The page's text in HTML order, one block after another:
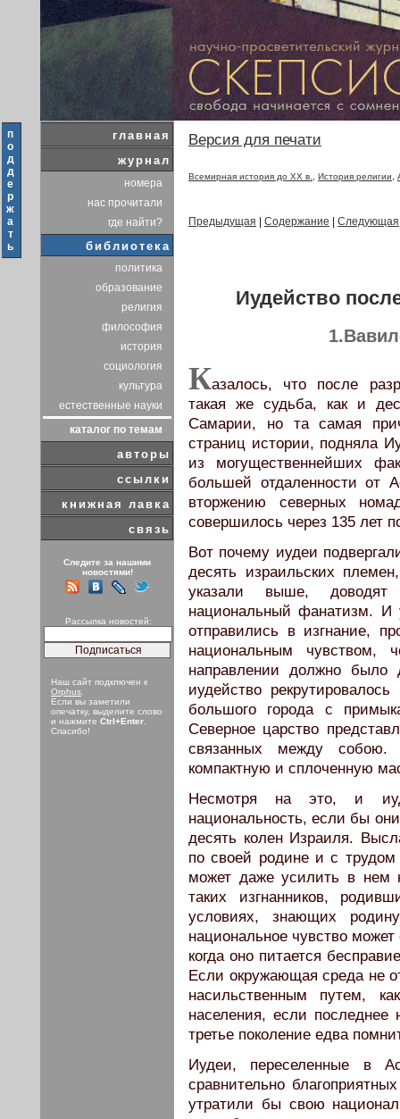
п
о
д
д
е
р
ж
а
т
ь
главная
журнал
номера
нас прочитали
где найти?
библиотека
политика
образование
религия
философия
история
социология
культура
естественные науки
каталог по темам
авторы
ссылки
книжная лавка
связь
Следите за нашими
новостями!
Рассылка новостей:
Наш сайт подключен к
Orphus
Если вы заметили
опечатку, выделите слово
и нажмите Ctrl+Enter
Спасибо!
Версия для печати
Всемирная история до XX в. История религии
Предыдущая Содержание Следующая
Иудейство
Казалось, что после
такая же судьба, как и
Самарии, но та самая
страниц истории, подняла
из могуще­ственнейших
большей отдаленности от
вторжению северных
совершилось через 135 лет
Вот почему иудеи
десять израильских
указали выше,
национальный фанатизм.
отправились в изгнание,
национальным
направлении должно было
иудей­ство
большого города с
Северное царство
связанных между собою.
компактную и сплоченную
Несмотря на это, и
национальность, если бы
десять колен Израиля.
по своей родине и с трудом
может даже усилить в нем
таких изгнанников,
условиях, знающих
национальное чувство
когда оно питается
Если окружающая среда не
насильственным путем,
населения, если последнее
третье поколение едва
Иудеи, переселенные в
сравнительно
утратили бы свою